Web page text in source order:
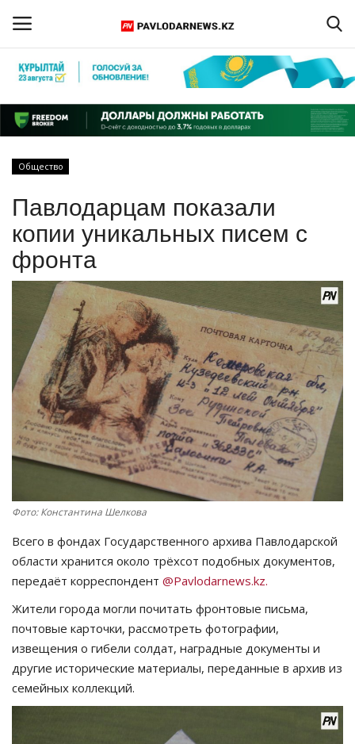
Регистрация
Главная
ПАВЛОДАРСКАЯ ОБЛАСТЬ
КАЗАХСТАН
СПЕЦПРОЕКТЫ
СПОРТ
Чек-лист
РАЗВЛЕЧЕНИЯ
OFFICIAL
Курултай
Язык
Қазақша Русский
Общество
Павлодарцам показали
копии уникальных писем с
фронта
Фото: Константина Шелкова
Всего в фондах Государственного архива Павлодарской
области хранится около трёхсот подобных документов,
передаёт корреспондент @Pavlodarnews.kz.
Жители города могли почитать фронтовые письма,
почтовые карточки, рассмотреть фотографии,
извещения о гибели солдат, наградные документы и
другие исторические материалы, переданные в архив из
семейных коллекций.